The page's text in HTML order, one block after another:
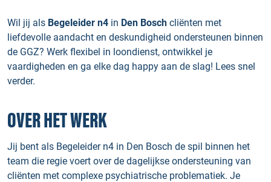
Wil jij als Begeleider n4 in Den Bosch cliënten met
liefdevolle aandacht en deskundigheid ondersteunen binnen
de GGZ? Werk flexibel in loondienst, ontwikkel je
vaardigheden en ga elke dag happy aan de slag! Lees snel
verder.
OVER HET WERK
Jij bent als Begeleider n4 in Den Bosch de spil binnen het
team die regie voert over de dagelijkse ondersteuning van
cliënten met complexe psychiatrische problematiek. Je